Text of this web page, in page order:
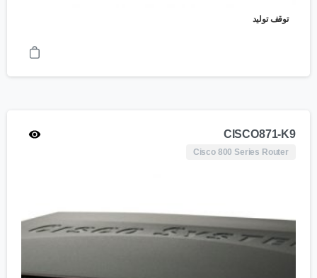
توقف تولید
CISCO871-K9
Cisco 800 Series Router